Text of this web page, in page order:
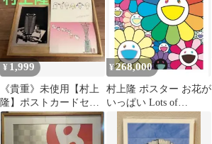
¥ 1,999
《貴重》未使用【村上
隆】ポストカードセッ
ト六本木ヒルズ アート
カイカイ キキ
¥268,000
村上隆 ポスター お花が
いっぱい Lots of
Flowers